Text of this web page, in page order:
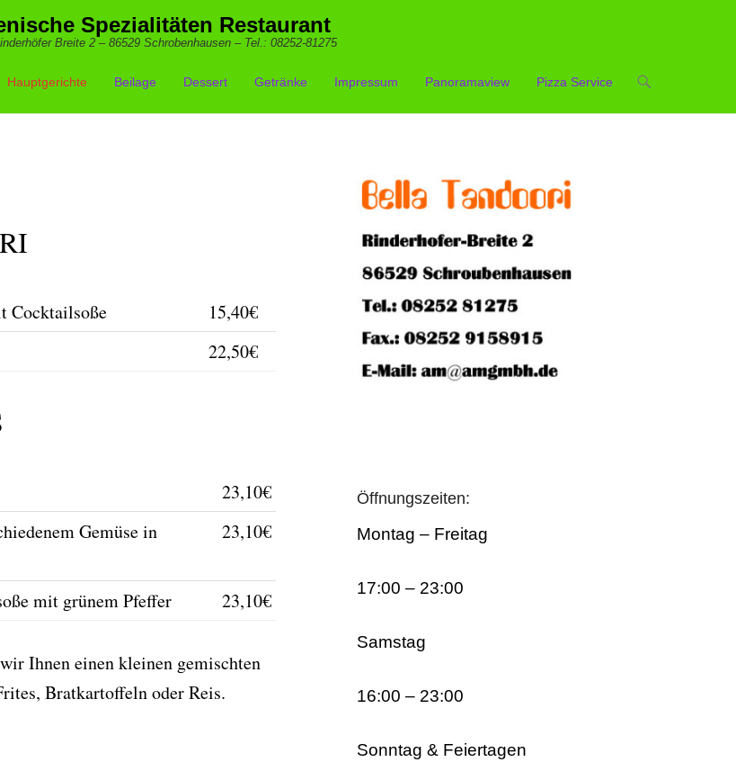
Spezialitäten Restaurant
Breite 2 – 86529 Schrobenhausen – Tel.: 08252-81275
Hauptgerichte Beilage Dessert Getränke Impressum Panoramaview Pizza Service
Cocktailsoße
15,40€
22,50€
23,10€
Gemüse in
23,10€
mit grünem Pfeffer 23,10€
Ihnen einen kleinen gemischten
Bratkartoffeln oder Reis.
Öffnungszeiten:
Montag – Freitag
17:00 – 23:00
Samstag
16:00 – 23:00
Sonntag & Feiertagen